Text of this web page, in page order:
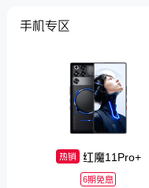
手机专区
热销 红魔11Pro+
6期免息